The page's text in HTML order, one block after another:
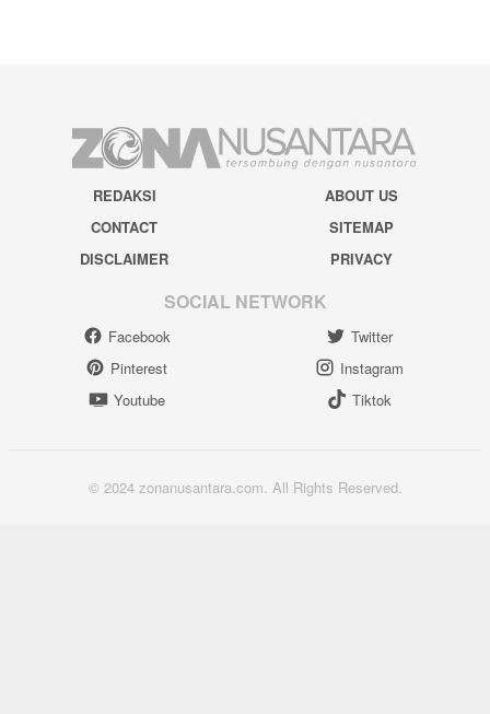
REDAKSI
ABOUT US
CONTACT
SITEMAP
DISCLAIMER
PRIVACY
SOCIAL NETWORK
Facebook
Twitter
Pinterest
Instagram
Youtube
Tiktok
© 2024 zonanusantara.com. All Rights Reserved.